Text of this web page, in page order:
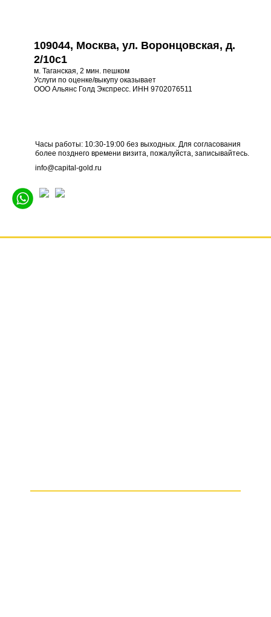
109044, Москва, ул. Воронцовская, д.
2/10с1
м. Таганская, 2 мин. пешком
Услуги по оценке/выкупу оказывает
ООО Альянс Голд Экспресс. ИНН 9702076511
Часы работы: 10:30-19:00 без выходных. Для согласования
более позднего времени визита, пожалуйста, записывайтесь.
info@capital-gold.ru